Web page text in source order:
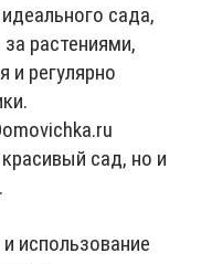
сада,
растениями,
и регулярно
сад, но и
использование